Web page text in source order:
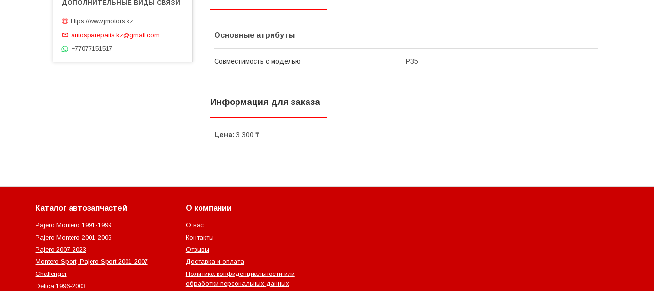
Основные атрибуты
Совместимость с моделью P35
Информация для заказа
Цена: 3 300 ₸
https://www.jmotors.kz
autospareparts.kz@gmail.com
+77077151517
Каталог автозапчастей
Pajero Montero 1991-1999
Pajero Montero 2001-2006
Pajero 2007-2023
Montero Sport, Pajero Sport 2001-2007
Challenger
Delica 1996-2003
О компании
О нас
Контакты
Отзывы
Доставка и оплата
Политика конфиденциальности или
обработки персональных данных